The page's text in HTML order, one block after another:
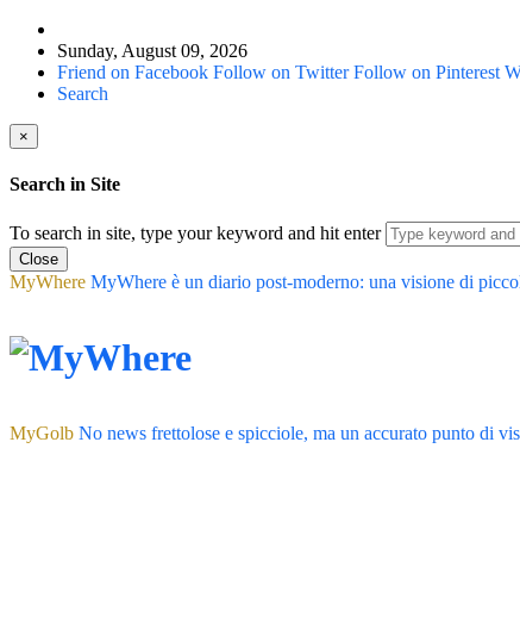
Sunday, August 09, 2026
Friend on Facebook Follow on Twitter Follow on Pinterest
Search
×
Search in Site
To search in site, type your keyword and hit enter
Close
MyWhere MyWhere è un diario post-moderno: una visione di
MyGolb No news frettolose e spicciole, ma un accurato punto di